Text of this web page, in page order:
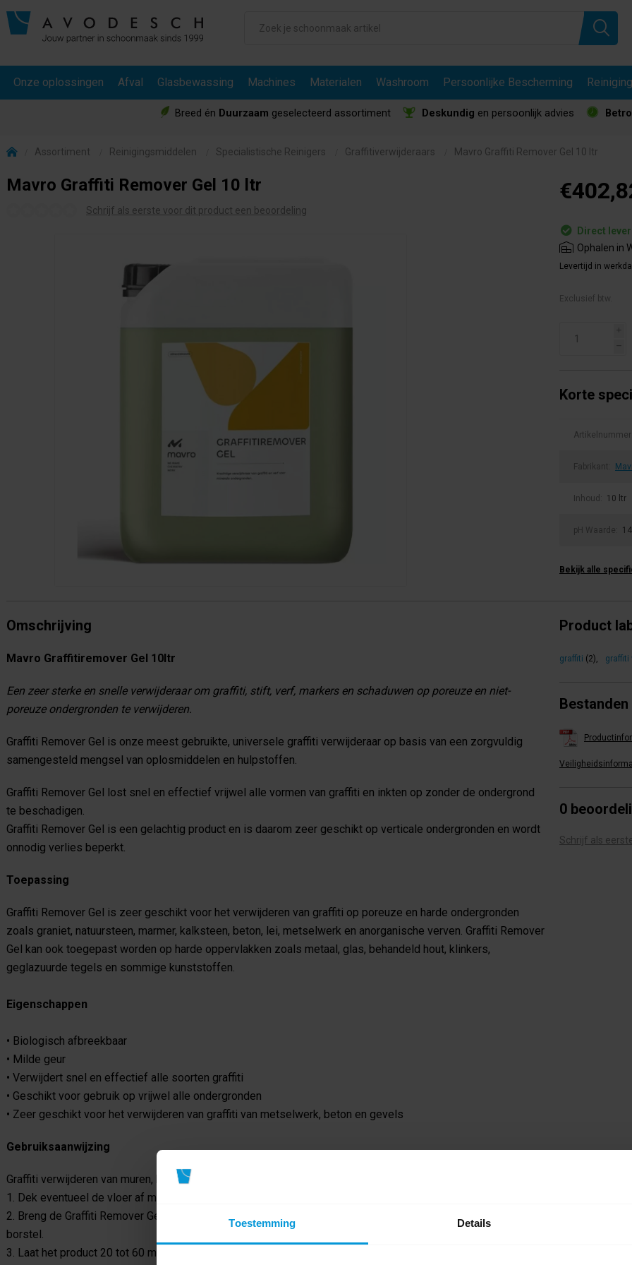
Toestemming Details
Onze oplossingen Afval Glasbewassing Machines Materialen Washroom Persoonlijke Bescherming
Breed én Duurzaam geselecteerd assortiment Deskundig en persoonlijk advies
Assortiment Reinigingsmiddelen Specialistische Reinigers Graffitiverwijderaars Mavro Graffiti Remover Gel 10 ltr
Mavro Graffiti Remover Gel 10 ltr
Schrijf als eerste voor dit product een beoordeling
Direct
Ophalen in
Levertijd in
Exclusief btw.
i
h
Korte
Fabrikant:
Inhoud: 10 ltr
pH Waarde:
Bekijk alle
Omschrijving
Mavro Graffitiremover Gel 10ltr
Een zeer sterke en snelle verwijderaar om graffiti, stift, verf, markers en schaduwen op poreuze en niet-
poreuze ondergronden te verwijderen.
Graffiti Remover Gel is onze meest gebruikte, universele graffiti verwijderaar op basis van een zorgvuldig
samengesteld mengsel van oplosmiddelen en hulpstoffen.
Graffiti Remover Gel lost snel en effectief vrijwel alle vormen van graffiti en inkten op zonder de ondergrond
te beschadigen.
Graffiti Remover Gel is een gelachtig product en is daarom zeer geschikt op verticale ondergronden en wordt
onnodig verlies beperkt.
Toepassing
Graffiti Remover Gel is zeer geschikt voor het verwijderen van graffiti op poreuze en harde ondergronden
zoals graniet, natuursteen, marmer, kalksteen, beton, lei, metselwerk en anorganische verven. Graffiti Remover
Gel kan ook toegepast worden op harde oppervlakken zoals metaal, glas, behandeld hout, klinkers,
geglazuurde tegels en sommige kunststoffen.
Eigenschappen
• Biologisch afbreekbaar
• Milde geur
• Verwijdert snel en effectief alle soorten graffiti
• Geschikt voor gebruik op vrijwel alle ondergronden
• Zeer geschikt voor het verwijderen van graffiti van metselwerk, beton en gevels
Gebruiksaanwijzing
Graffiti verwijderen van muren, beton en andere poreuze ondergronden:
1. Dek eventueel de vloer af met een geschikte opvangmat zoals de Absorbent Roll.
2. Breng de Graffiti Remover Gel onverdund aan op de ondergrond met een kwast of chemisch resistente
borstel.
3. Laat het product 20 tot 60 minuten inwerken op de ondergrond en werk gedurende de inwerktijd de graffiti
Product
graffiti (2), graffiti
Bestanden
0
Schrijf als